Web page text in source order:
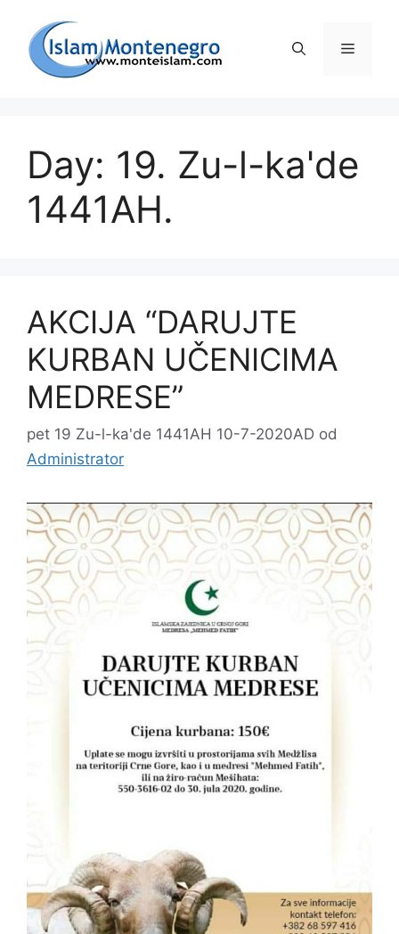
sadržaj
Day: 19. Zu-l-ka'de
1441AH.
AKCIJA “DARUJTE
KURBAN UČENICIMA
MEDRESE”
pet 19 Zu-l-ka'de 1441AH 10-7-2020AD od
Administrator